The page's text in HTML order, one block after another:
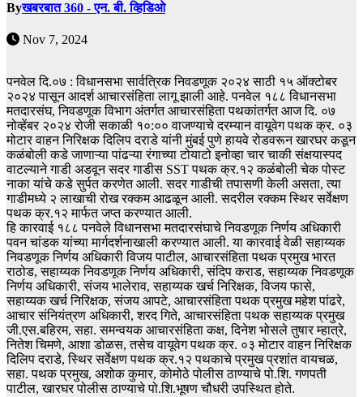
Byखबरबात 360 - एन. बी. व्हिडिओ
Nov 7, 2024
पनवेल दि.०७ : विधानसभा सार्वत्रिक निवडणूक २०२४ साठी १५ ऑक्टोबर
२०२४ पासून आदर्श आचारसंहिता लागू झाली आहे. पनवेल १८८ विधानसभा
मतदारसंघ, निवडणूक विभाग अंतर्गत आचारसंहिता पथकांतर्गत आज दि. ०७
नोव्हेंबर २०२४ रोजी सकाळी १०:०० वाजण्याचे दरम्यान वायूवेग पथक क्र. ०३
मोटार वाहन निरिक्षक दिलिप दराडे यांनी मुंबई पुणे हायवे रोडवरून खारघर कडून
कळंबोली कडे जाणाऱ्या पांढऱ्या रंगाच्या टोयाटो इनोव्हा चार चाकी संक्षयास्पद
वाटल्याने गाडी अडवून सदर गाडीस SST पथक क्र.१२ कळंबोली चेक पोस्ट
नाका यांचे कडे सुर्पत करणेत आली. सदर गाडीची तपासणी केली असता, त्या
गाडीमध्ये २ लाखाची रोख रक्कम आढळून आली. सदरील रक्कम स्थिर सर्वेक्षण
पथक क्र.१२ मार्फत जप्त करण्यात आली.
हि कारवाई १८८ पनवेले विधानसभा मतदारसंघाचे निवडणूक निर्णय अधिकारी
पवन चांडक यांच्या मार्गदर्शनाखाली करण्यात आली. या कारवाई वेळी सहाय्यक
निवडणूक निर्णय अधिकारी विजय पाटील, आचारसंहिता पथक प्रमुख भारत
राठोड, सहाय्यक निवडणूक निर्णय अधिकारी, संदिप कराड, सहाय्यक निवडणूक
निर्णय अधिकारी, संजय भालेराव, सहाय्यक खर्च निरिक्षक, विजय फासे,
सहाय्यक खर्च निरिक्षक, संजय आपटे, आचारसंहिता पथक प्रमुख महेश पांढरे,
आचार संनियंत्रण अधिकारी, शरद गिते, आचारसंहिता पथक सहाय्यक प्रमुख
जी.एस.बहिरम, सहा. समन्वयक आचारसंहिता कक्ष, दिनेश भोसले तुषार म्हात्रे,
नितेश चिमणे, आशा डोळस, तसेच वायूवेग पथक क्र. ०३ मोटार वाहन निरिक्षक
दिलिप दराडे, स्थिर सर्वेक्षण पथक क्र.१२ पथकाचे प्रमुख प्रशांत वायचळ,
सहा. पथक प्रमुख, अशोक कुमार, कोमोठे पोलीस ठाण्याचे पो.शि. गणपती
पाटील, खारघर पोलीस ठाण्याचे पो.शि.भूषण चौधरी उपस्थित होते.